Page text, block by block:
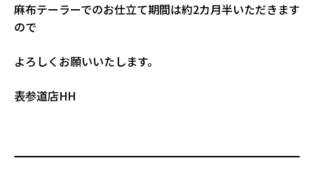
麻布テーラーでのお仕立て期間は約2カ月半いただきます
ので
よろしくお願いいたします。
表参道店HH